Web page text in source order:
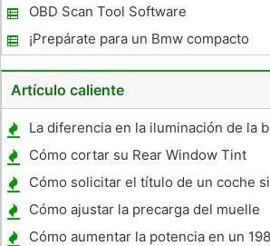
OBD Scan Tool Software
¡Prepárate para un Bmw compacto
Artículo caliente
La diferencia en la iluminación de la
y una bobina de encendido
Cómo cortar su Rear Window Tint
Cómo solicitar el título de un coche
título
Cómo ajustar la precarga del muelle
ajustable en un 2003 Yamaha V-Star
Cómo aumentar la potencia en un